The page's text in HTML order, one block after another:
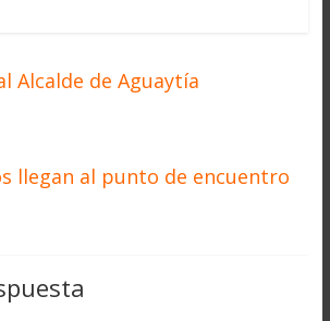
Alcalde de Aguaytía
llegan al punto de encuentro